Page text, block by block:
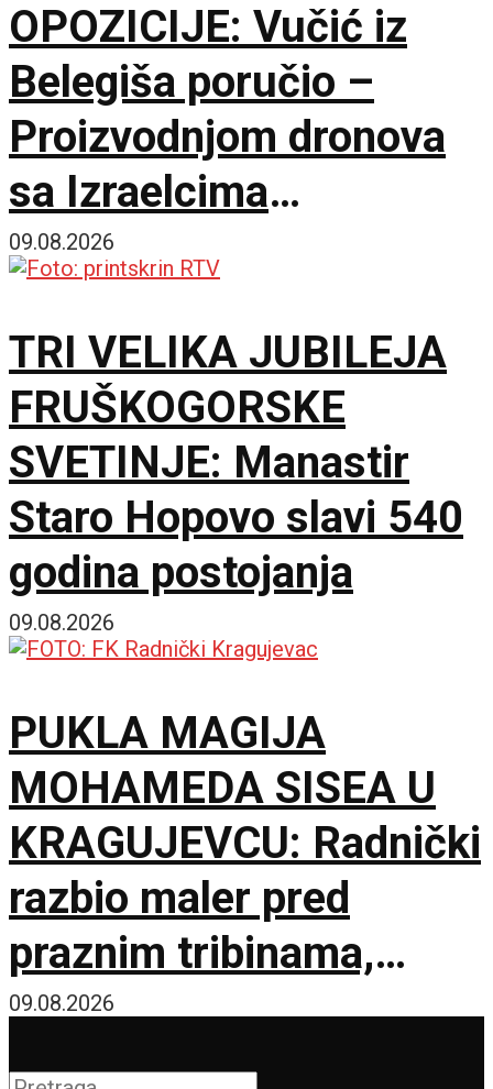
OPOZICIJE: Vučić iz
Belegiša poručio –
Proizvodnjom dronova
sa Izraelcima
postajemo vojna sila
09.08.2026
TRI VELIKA JUBILEJA
FRUŠKOGORSKE
SVETINJE: Manastir
Staro Hopovo slavi 540
godina postojanja
09.08.2026
PUKLA MAGIJA
MOHAMEDA SISEA U
KRAGUJEVCU: Radnički
razbio maler pred
praznim tribinama,
Zemun pao na sparnom
Čika Dači!
09.08.2026